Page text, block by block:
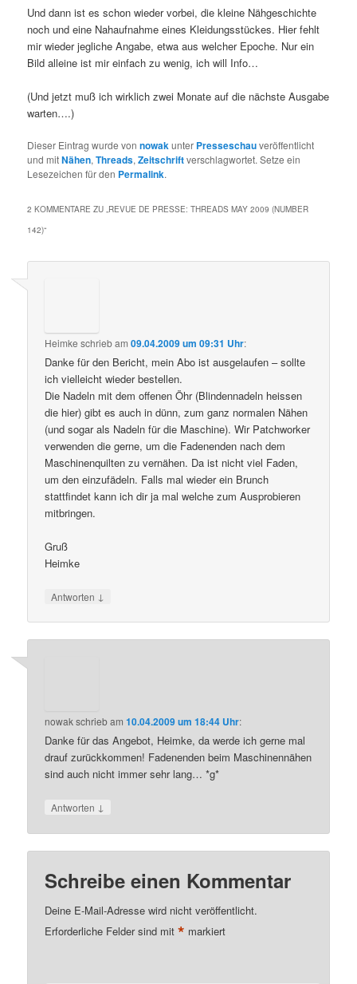
Und dann ist es schon wieder vorbei, die kleine Nähgeschichte
noch und eine Nahaufnahme eines Kleidungsstückes. Hier fehlt
mir wieder jegliche Angabe, etwa aus welcher Epoche. Nur ein
Bild alleine ist mir einfach zu wenig, ich will Info…
(Und jetzt muß ich wirklich zwei Monate auf die nächste Ausgabe
warten….)
Dieser Eintrag wurde vonnowakunter Presseschauveröffentlicht
und mitNähen,Threads,Zeitschriftverschlagwortet. Setze ein
Lesezeichen für den Permalink.
2 KOMMENTARE ZU „ REVUE DE PRESSE: THREADS MAY 2009 (NUMBER
142)“
Heimke schriebam09.04.2009 um 09:31 Uhr:
Danke für den Bericht, mein Abo ist ausgelaufen – sollte
ich vielleicht wieder bestellen.
Die Nadeln mit dem offenen Öhr (Blindennadeln heissen
die hier) gibt es auch in dünn, zum ganz normalen Nähen
(und sogar als Nadeln für die Maschine). Wir Patchworker
verwenden die gerne, um die Fadenenden nach dem
Maschinenquilten zu vernähen. Da ist nicht viel Faden,
um den einzufädeln. Falls mal wieder ein Brunch
stattfindet kann ich dir ja mal welche zum Ausprobieren
mitbringen.
Gruß
Heimke
Antworten ↓
nowakschriebam10.04.2009 um 18:44 Uhr:
Danke für das Angebot, Heimke, da werde ich gerne mal
drauf zurückkommen! Fadenenden beim Maschinennähen
sind auch nicht immer sehr lang… *g*
Antworten ↓
Schreibe einen Kommentar
Deine E-Mail-Adresse wird nicht veröffentlicht.
Erforderliche Felder sind mit* markiert